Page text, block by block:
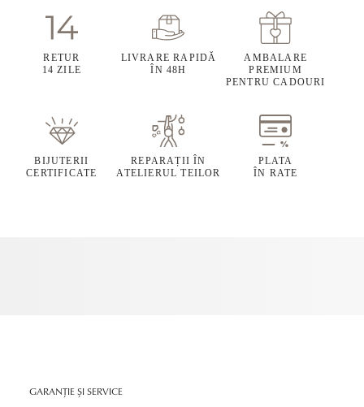
RETUR
14 ZILE
LIVRARE RAPIDĂ
ÎN 48H
AMBALARE
PREMIUM
PENTRU CADOURI
BIJUTERII
CERTIFICATE
REPARAȚII ÎN
ATELIERUL TEILOR
PLATA
ÎN RATE
GARANȚIE ȘI SERVICE